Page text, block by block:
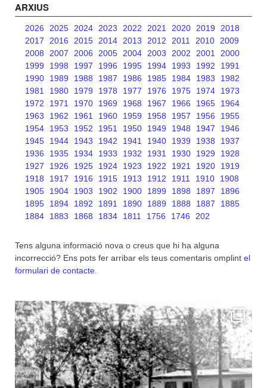
ARXIUS
2026 2025 2024 2023 2022 2021 2020 2019
2018
2017
2016 2015 2014 2013 2012 2011 2010 2009
2008
2007 2006 2005 2004 2003 2002 2001
2000
1999
1998 1997 1996 1995 1994 1993 1992
1991
1990
1989 1988 1987 1986 1985 1984 1983
1982
1981
1980 1979 1978 1977 1976 1975 1974
1973
1972
1971 1970 1969 1968 1967 1966 1965
1964
1963
1962 1961 1960 1959 1958 1957 1956
1955
1954
1953 1952 1951 1950 1949 1948 1947
1946
1945
1944 1943 1942 1941 1940 1939 1938
1937
1936
1935 1934 1933 1932 1931 1930 1929
1928
1927
1926 1925 1924 1923 1922 1921 1920
1919
1918
1917 1916 1915 1913 1912 1911 1910
1908
1905
1904 1903 1902 1900 1899 1898 1897
1896
1895
1894 1892 1891 1890 1889 1888 1887
1885
1884
1883 1868 1834 1811 1756 1746 202
Tens alguna informació nova o creus que hi ha alguna
incorrecció? Ens pots fer arribar els teus comentaris omplint el
formulari de contacte.